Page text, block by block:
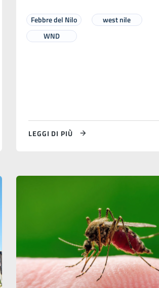
Febbre del Nilo
west nile
WND
LEGGI DI PIÙ